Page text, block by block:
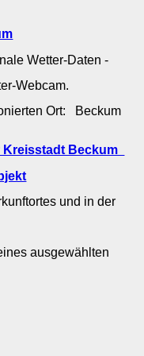
Wetter-Daten -
Webcam.
Ort: Beckum
Kreisstadt Beckum
und in der
ausgewählten